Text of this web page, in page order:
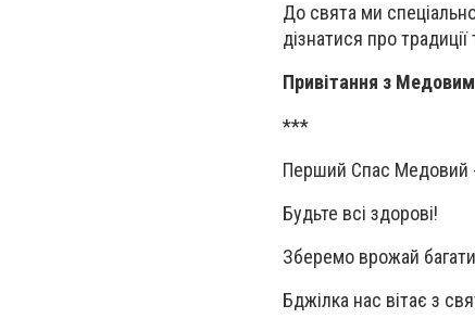
До свята ми
дізнатися про
Привітання з
***
Перший Спас Медовий
Будьте всі здорові!
Зберемо врожай
Бджілка нас вітає з